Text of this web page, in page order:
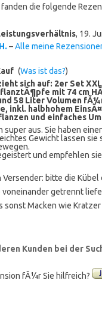
fanden die folgende
, 19.
–Alle meine
(Was ist das?)
sich auf: 2er Set
mit 74 cm
58 Liter Volumen
inkl. halbhohem
und einfaches
super aus. Sie haben
Gewicht lassen sie
und empfehlen
bitte die Kübel
getrennt
sonst Macken wie
Kunden bei der
fÃ¼r Sie hilfreich?